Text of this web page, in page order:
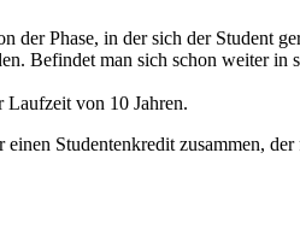
Phase, in der sich der Student
Befindet man sich schon weiter
Laufzeit von 10 Jahren.
Studentenkredit zusammen,